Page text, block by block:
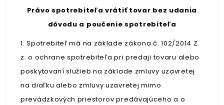
Právo spotrebiteľa vrátiť tovar bez udania
dôvodu a poučenie spotrebiteľa
1. Spotrebiteľ má na základe zákona č. 102/2014 Z.
z. o ochrane spotrebiteľa pri predaji tovaru alebo
poskytovaní služieb na základe zmluvy uzavretej
na diaľku alebo zmluvy uzavretej mimo
prevádzkových priestorov predávajúceho a o